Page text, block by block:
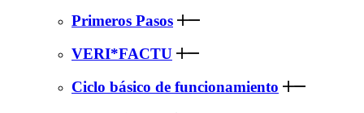
Primeros Pasos
VERI*FACTU
Ciclo básico de funcionamiento